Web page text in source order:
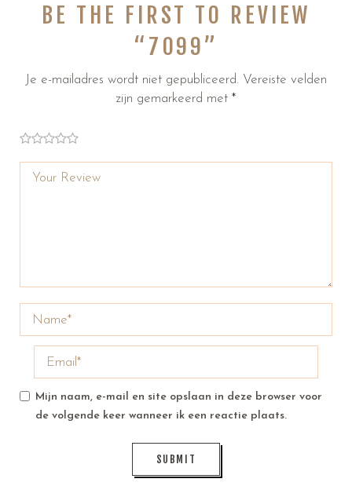
BE THE FIRST TO REVIEW
“7099”
Je e-mailadres wordt niet gepubliceerd. Vereiste velden
zijn gemarkeerd met*
Mijn naam, e-mail en site opslaan in deze browser voor
de volgende keer wanneer ik een reactie plaats.